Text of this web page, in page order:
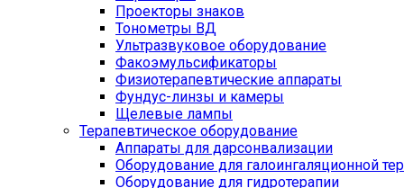
Проекторы знаков
Тонометры ВД
Ультразвуковое оборудование
Факоэмульсификаторы
Физиотерапевтические аппараты
Фундус-линзы и камеры
Щелевые лампы
Терапевтическое оборудование
Аппараты для дарсонвализации
Оборудование для галоингаляционной
Оборудование для гидротерапии